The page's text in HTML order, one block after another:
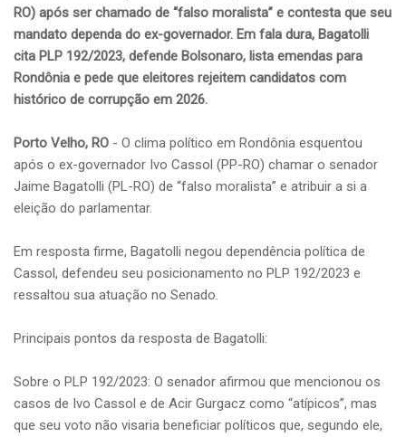
RO) após ser chamado de “falso moralista” e contesta que seu
mandato dependa do ex-governador. Em fala dura, Bagatolli
cita PLP 192/2023, defende Bolsonaro, lista emendas para
Rondônia e pede que eleitores rejeitem candidatos com
histórico de corrupção em 2026.
Porto Velho, RO - O clima político em Rondônia esquentou
após o ex-governador Ivo Cassol (PP-RO) chamar o senador
Jaime Bagatolli (PL-RO) de “falso moralista” e atribuir a si a
eleição do parlamentar.
Em resposta firme, Bagatolli negou dependência política de
Cassol, defendeu seu posicionamento no PLP 192/2023 e
ressaltou sua atuação no Senado.
Principais pontos da resposta de Bagatolli:
Sobre o PLP 192/2023: O senador afirmou que mencionou os
casos de Ivo Cassol e de Acir Gurgacz como “atípicos”, mas
que seu voto não visaria beneficiar políticos que, segundo ele,